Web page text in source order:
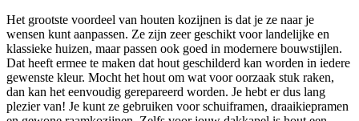
Het grootste voordeel van houten kozijnen is dat je ze naar je
wensen kunt aanpassen. Ze zijn zeer geschikt voor landelijke en
klassieke huizen, maar passen ook goed in modernere bouwstijlen.
Dat heeft ermee te maken dat hout geschilderd kan worden in iedere
gewenste kleur. Mocht het hout om wat voor oorzaak stuk raken,
dan kan het eenvoudig gerepareerd worden. Je hebt er dus lang
plezier van! Je kunt ze gebruiken voor schuiframen, draaikiepramen